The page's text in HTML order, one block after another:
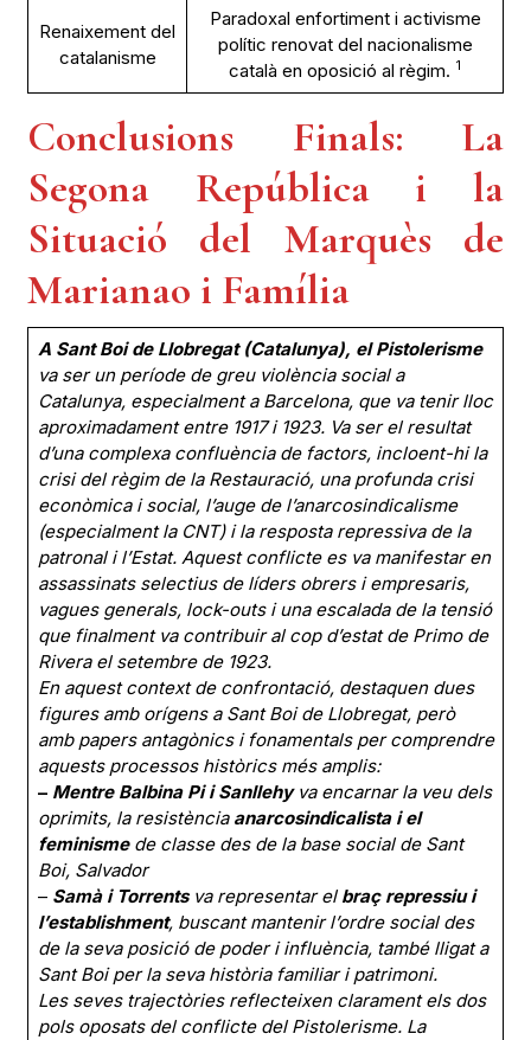
Renaixement del
catalanisme
Paradoxal enfortiment i activisme
polític renovat del nacionalisme
català en oposició al règim. 1
Conclusions Finals: La
Segona República i la
Situació del Marquès de
Marianao i Família
A Sant Boi de Llobregat (Catalunya), el Pistolerisme
va ser un període de greu violència social a
Catalunya, especialment a Barcelona, que va tenir lloc
aproximadament entre 1917 i 1923. Va ser el resultat
d’una complexa confluència de factors, incloent-hi la
crisi del règim de la Restauració, una profunda crisi
econòmica i social, l’auge de l’anarcosindicalisme
(especialment la CNT) i la resposta repressiva de la
patronal i l’Estat. Aquest conflicte es va manifestar en
assassinats selectius de líders obrers i empresaris,
vagues generals, lock-outs i una escalada de la tensió
que finalment va contribuir al cop d’estat de Primo de
Rivera el setembre de 1923.
En aquest context de confrontació, destaquen dues
figures amb orígens a Sant Boi de Llobregat, però
amb papers antagònics i fonamentals per comprendre
aquests processos històrics més amplis:
– Mentre Balbina Pi i Sanllehyva encarnar la veu dels
oprimits, la resistència anarcosindicalista i el
feminismede classe des de la base social de Sant
Boi, Salvador
– Samà i Torrents va representar el braç repressiu i
l’establishment, buscant mantenir l’ordre social des
de la seva posició de poder i influència, també lligat a
Sant Boi per la seva història familiar i patrimoni.
Les seves trajectòries reflecteixen clarament els dos
pols oposats del conflicte del Pistolerisme. La